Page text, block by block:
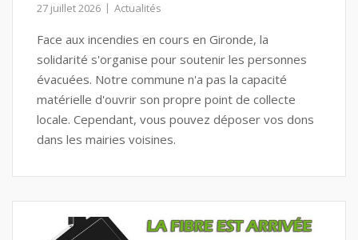
27 juillet 2026 Actualités
Face aux incendies en cours en Gironde, la
solidarité s'organise pour soutenir les personnes
évacuées. Notre commune n'a pas la capacité
matérielle d'ouvrir son propre point de collecte
locale. Cependant, vous pouvez déposer vos dons
dans les mairies voisines.